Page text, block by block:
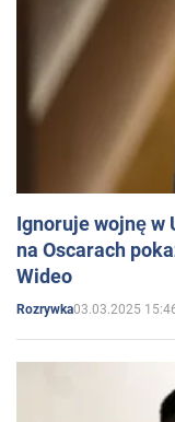
Ignoruje wojnę w
na Oscarach
Wideo
Rozrywka03.03.2025